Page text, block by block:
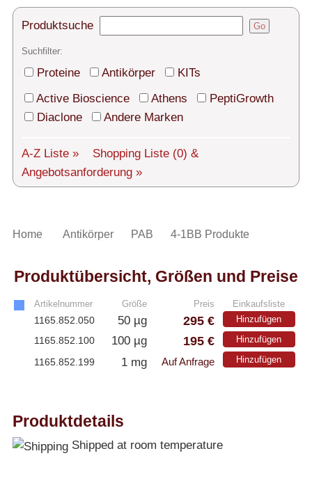
Kontakt
Versand
Über uns
Service
AGBs
Produktsuche Go
Suchfilter:
Proteine Antikörper
KITs
Active Bioscience
Athens
PeptiGrowth
Diaclone
Andere Marken
A-Z Liste » Shopping Liste (0) &
Angebotsanforderung »
Home Antikörper PAB 4-1BB Produkte
Produktübersicht, Größen und Preise
Artikelnummer Größe Preis Einkaufsliste
1165.852.050 50 µg 295 € Hinzufügen
1165.852.100 100 µg 195 € Hinzufügen
1165.852.199 1 mg Auf Anfrage Hinzufügen
Produktdetails
Shipped at room temperature